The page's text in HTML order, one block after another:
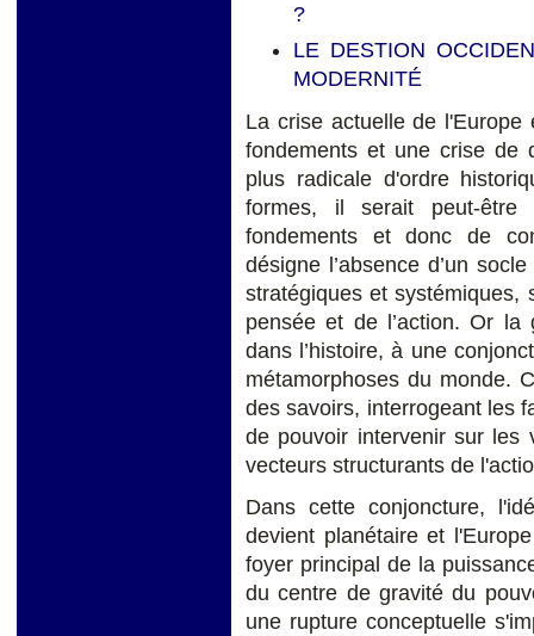
?
LE DESTION
MODERNITÉ
La crise actuelle de
fondements et une crise de
plus radicale d'ordre
formes, il serait peut-
fondements et donc de
désigne l’absence d’un
stratégiques et systémiques,
pensée et de l’action. Or
dans l’histoire, à une
métamorphoses du monde.
des savoirs, interrogeant les
de pouvoir intervenir sur les
vecteurs structurants de
Dans cette conjoncture,
devient planétaire et
foyer principal de la
du centre de gravité du
une rupture conceptuelle